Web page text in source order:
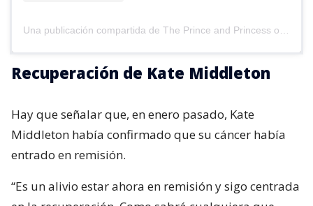
Recuperación de Kate Middleton
Hay que señalar que, en enero pasado, Kate
Middleton había confirmado que su cáncer había
entrado en remisión.
“Es un alivio estar ahora en remisión y sigo centrada